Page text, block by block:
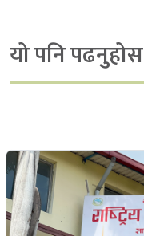
यो पनि पढनुहोस